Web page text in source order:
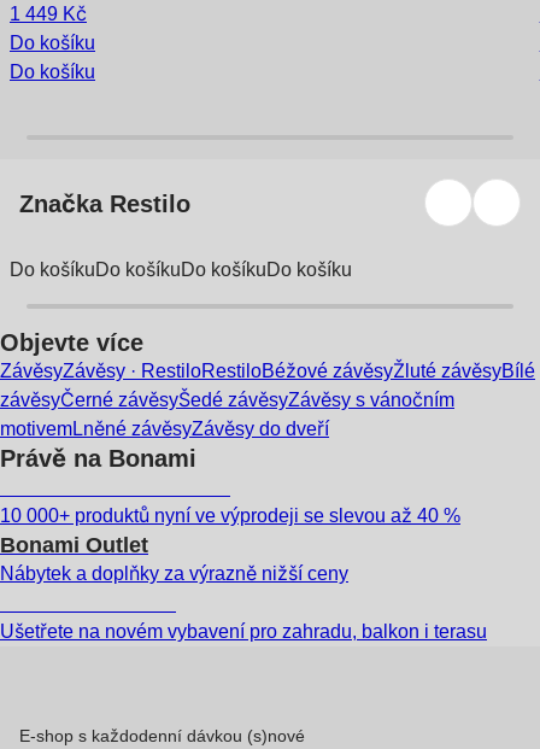
1 449 Kč
Do košíku
Do košíku
Značka Restilo
Do košíkuDo košíkuDo košíkuDo košíku
Objevte více
ZávěsyZávěsy · RestiloRestiloBéžové závěsyŽluté závěsyBílé
závěsyČerné závěsyŠedé závěsyZávěsy s vánočním
motivemLněné závěsyZávěsy do dveří
Právě na Bonami
10 000+ produktů nyní ve výprodeji se slevou až 40 %
Bonami Outlet
Nábytek a doplňky za výrazně nižší ceny
Ušetřete na novém vybavení pro zahradu, balkon i terasu
E-shop s každodenní dávkou (s)nové